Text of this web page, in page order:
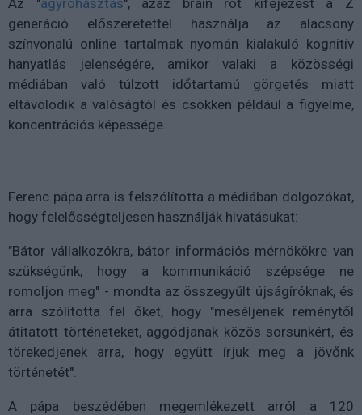
Az "agyrohasztás", azaz brain rot kifejezést a Z
generáció előszeretettel használja az alacsony
színvonalú online tartalmak nyomán kialakuló kognitív
hanyatlás jelenségére, amikor valaki a közösségi
médiában való túlzott időtartamú görgetés miatt
eltávolodik a valóságtól és csökken például a figyelme,
koncentrációs képessége.
Ferenc pápa arra is felszólította a médiában dolgozókat,
hogy felelősségteljesen használják hivatásukat:
"Bátor vállalkozókra, bátor információs mérnökökre van
szükségünk, hogy a kommunikáció szépsége ne
romoljon meg" - mondta az összegyűlt újságíróknak, és
arra szólította fel őket, hogy "meséljenek reménytől
átitatott történeteket, aggódjanak közös sorsunkért, és
törekedjenek arra, hogy együtt írjuk meg a jövőnk
történetét".
A pápa beszédében megemlékezett arról a 120